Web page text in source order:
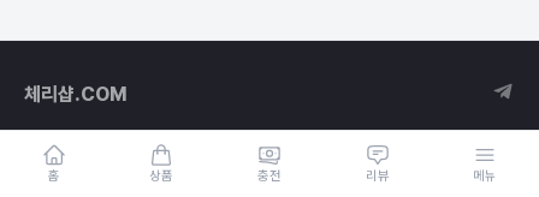
홈 상품 충전 리뷰 메뉴
체리샵.COM